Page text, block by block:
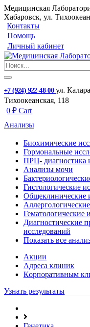
Медицинская
Хабаровск, ул.
Контакты
Помощь
Личный кабинет
+7 (924) 922-48-00 ул.
Тихоокеанская, 118
0 ₽ Cart
Анализы
Биохимические
Гормональные
ПРЦ- диагностика
Анализы мочи
Гистологические
Общеклинические
Гематологические
Диагностические
исследований
Показать все
Акции
Адреса клиник
Кoрпоративным
Узнать результаты